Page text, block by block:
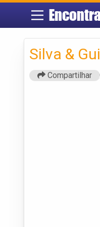
Silva &
Compartilhar